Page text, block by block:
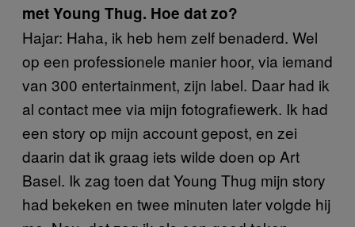
met Young Thug. Hoe dat zo?
Hajar: Haha, ik heb hem zelf benaderd. Wel
op een professionele manier hoor, via iemand
van 300 entertainment, zijn label. Daar had ik
al contact mee via mijn fotografiewerk. Ik had
een story op mijn account gepost, en zei
daarin dat ik graag iets wilde doen op Art
Basel. Ik zag toen dat Young Thug mijn story
had bekeken en twee minuten later volgde hij